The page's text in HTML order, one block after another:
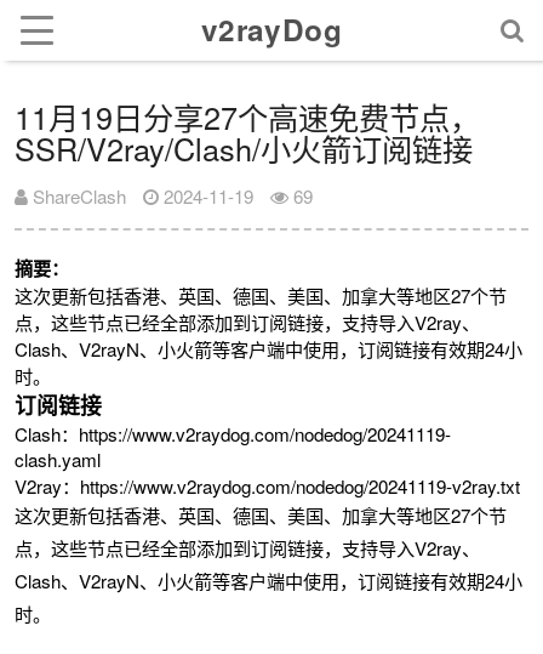
v2rayDog
11月19日分享27个高速免费节点，
SSR/V2ray/Clash/小火箭订阅链接
ShareClash 2024-11-19 69
摘要：
这次更新包括香港、英国、德国、美国、加拿大等地区27个节
点，这些节点已经全部添加到订阅链接，支持导入V2ray、
Clash、V2rayN、小火箭等客户端中使用，订阅链接有效期24小
时。
订阅链接
Clash：https://www.v2raydog.com/nodedog/20241119-
clash.yaml
V2ray：https://www.v2raydog.com/nodedog/20241119-v2ray.txt
这次更新包括香港、英国、德国、美国、加拿大等地区27个节
点，这些节点已经全部添加到订阅链接，支持导入V2ray、
Clash、V2rayN、小火箭等客户端中使用，订阅链接有效期24小
时。